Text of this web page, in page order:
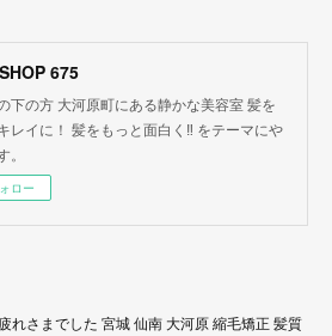
675
下の方 大河原町にある静かな美容室 髪を
レイに！ 髪をもっと面白く‼︎ をテーマにや
ロー
れさまでした 宮城 仙南 大河原 縮毛矯正 髪質